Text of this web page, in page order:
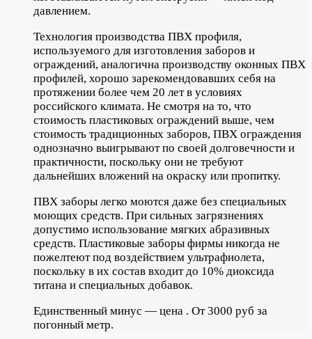
давлением.
Технология производства ПВХ профиля,
используемого для изготовления заборов и
ограждений, аналогична производству оконных ПВХ
профилей, хорошо зарекомендовавших себя на
протяжении более чем 20 лет в условиях
российского климата. Не смотря на то, что
стоимость пластиковых ограждений выше, чем
стоимость традиционных заборов, ПВХ ограждения
однозначно выигрывают по своей долговечности и
практичности, поскольку они не требуют
дальнейших вложений на окраску или пропитку.
ПВХ заборы легко моются даже без специальных
моющих средств. При сильных загрязнениях
допустимо использование мягких абразивных
средств. Пластиковые заборы фирмы никогда не
пожелтеют под воздействием ультрафиолета,
поскольку в их состав входит до 10% диоксида
титана и специальных добавок.
Единственный минус — цена . От 3000 руб за
погонный метр.